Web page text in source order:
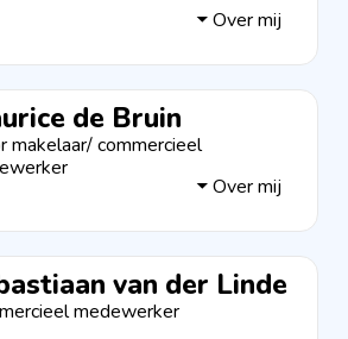
Over mij
de Bruin
makelaar/ commercieel
Over mij
van der Linde
medewerker